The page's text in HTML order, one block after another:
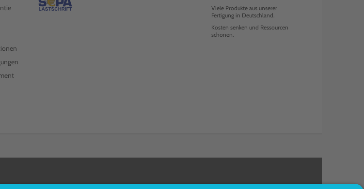
Viele Produkte aus unserer
Fertigung in Deutschland.
Kosten senken und Ressourcen
schonen.